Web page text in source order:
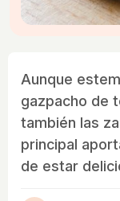
Aunque
gazpacho de
también las
principal
de estar